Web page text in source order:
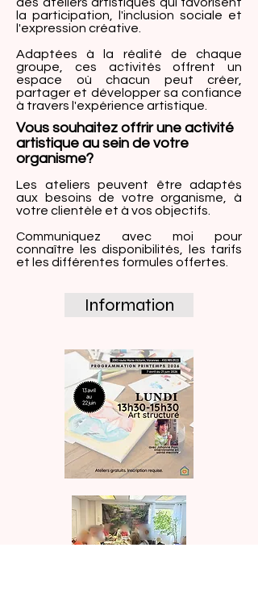
la participation, l'inclusion sociale et
l'expression créative.
Adaptées à la réalité de chaque
groupe, ces activités offrent un
espace où chacun peut créer,
partager et développer sa confiance
à travers l'expérience artistique.
Vous souhaitez offrir une activité
artistique au sein de votre
organisme?
Les ateliers peuvent être adaptés
aux besoins de votre organisme, à
votre clientèle et à vos objectifs.
Communiquez avec moi pour
connaître les disponibilités, les tarifs
et les différentes formules offertes.
Information